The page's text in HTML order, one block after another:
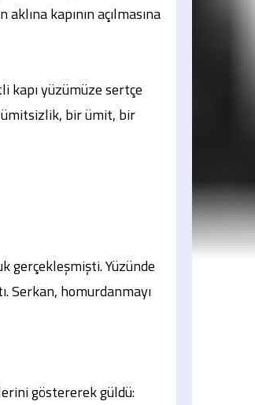
kapının açılmasına
kapı yüzümüze sertçe
ümitsizlik, bir ümit, bir
gerçekleşmişti. Yüzünde
Serkan, homurdanmayı
göstererek güldü: